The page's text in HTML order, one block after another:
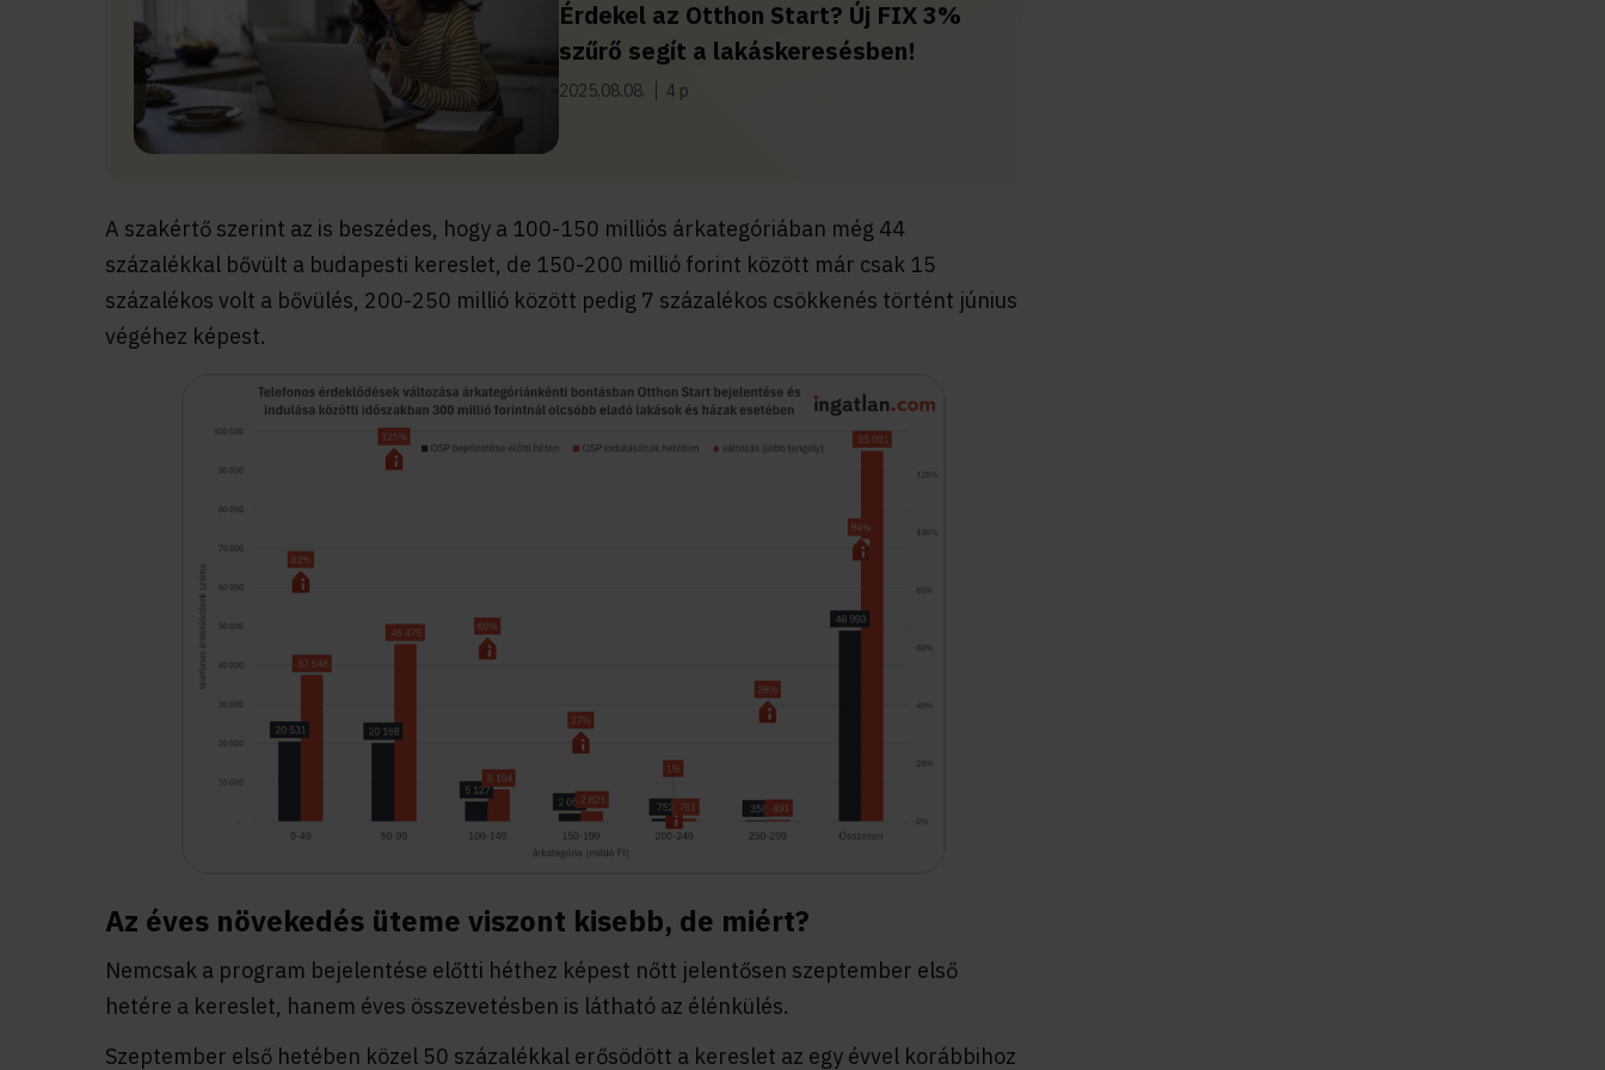
Érdekel az Otthon Start? Új FIX 3%
szűrő segít a lakáskeresésben!
2025.08.08. 4 p
A szakértő szerint az is beszédes, hogy a 100-150 milliós árkategóriában még 44
százalékkal bővült a budapesti kereslet, de 150-200 millió forint között már csak 15
százalékos volt a bővülés, 200-250 millió között pedig 7 százalékos csökkenés történt június
végéhez képest.
Az éves növekedés üteme viszont kisebb, de miért?
Nemcsak a program bejelentése előtti héthez képest nőtt jelentősen szeptember első
hetére a kereslet, hanem éves összevetésben is látható az élénkülés.
Szeptember első hetében közel 50 százalékkal erősödött a kereslet az egy évvel korábbihoz